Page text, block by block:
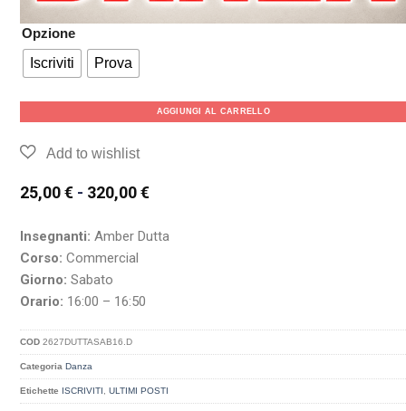
Opzione
Iscriviti
Prova
AGGIUNGI AL CARRELLO
25,00€ - 320,00€
Insegnanti: Amber Dutta
Corso: Commercial
Giorno: Sabato
Orario: 16:00 – 16:50
COD2627DUTTASAB16.D
Categoria Danza
Etichette ISCRIVITI ,ULTIMI POSTI